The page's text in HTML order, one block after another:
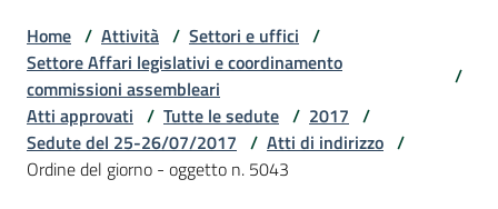
Assemblea
Home / Attività / Settori e uffici /
Settore Affari legislativi e coordinamento
commissioni assembleari
/
Atti approvati / Tutte le sedute / 2017 /
Sedute del 25-26/07/2017 / Atti di indirizzo /
Ordine del giorno - oggetto n. 5043